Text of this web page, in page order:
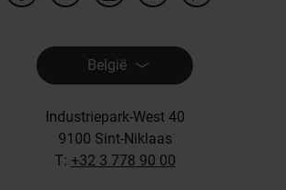
België
Industriepark-West 40
9100 Sint-Niklaas
T: +32 3 778 90 00